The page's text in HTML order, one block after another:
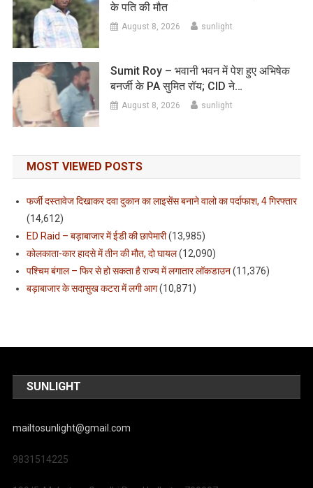
के पति की मौत
August 8, 2026 sunlight
Sumit Roy – भवानी भवन में पेश हुए अभिषेक
बनर्जी के PA सुमित रॉय; CID ने…
August 8, 2026 sunlight
MOST VIEWED POSTS
फर्जी दस्तावेज दिखाकर दवा दुकान का लाइसेंस बनाने वालो का पर्दाफाश, 4 गिरफ्तार
(14,612)
ED Raid – बड़ाबाजार में ईडी की छापेमारी(13,985)
कोलकाता-कार हादसे में तीन की मौत, दो घायल(12,090)
पश्चिम बंगाल – फिर से हो सकता है राज्य में लगातार लॉकडाउन(11,376)
बड़ाबाजार के सदासुख कटरा में लगी आग(10,871)
SUNLIGHT
mailtosunlight@gmail.com
9831514225